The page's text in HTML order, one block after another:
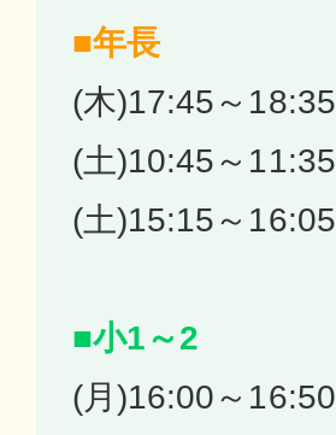
■年長
(木)17:45～18:35
(土)10:45～11:35
(土)15:15～16:05
■小1～2
(月)16:00～16:50